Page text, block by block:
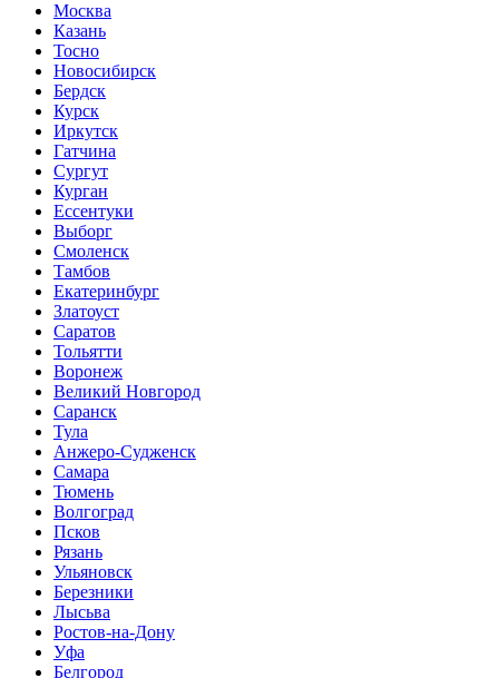
Москва
Казань
Тосно
Новосибирск
Бердск
Курск
Иркутск
Гатчина
Сургут
Курган
Ессентуки
Выборг
Смоленск
Тамбов
Екатеринбург
Златоуст
Саратов
Тольятти
Воронеж
Великий Новгород
Саранск
Тула
Анжеро-Судженск
Самара
Тюмень
Волгоград
Псков
Рязань
Ульяновск
Березники
Лысьва
Ростов-на-Дону
Уфа
Белгород